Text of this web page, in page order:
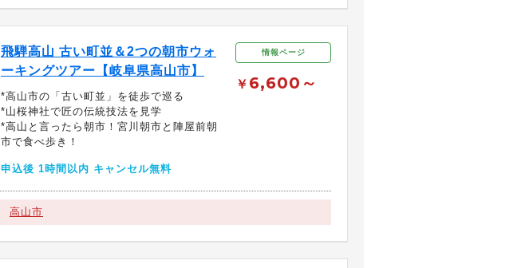
飛騨高山 古い町並＆2つの朝市ウォ
ーキングツアー【岐阜県高山市】
*高山市の「古い町並」を徒歩で巡る
*山桜神社で匠の伝統技法を見学
*高山と言ったら朝市！宮川朝市と陣屋前朝
市で食べ歩き！
申込後 1時間以内 キャンセル無料
情報ページ
￥ 6,600～
高山市